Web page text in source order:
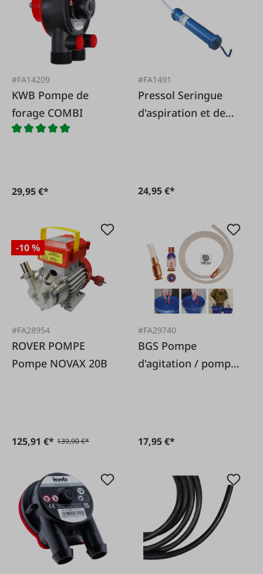
#FA14209
KWB Pompe de
forage COMBI
29,95 €*
#FA1491
Pressol Seringue
d'aspiration et de
24,95 €*
-10 %
#FA28954
ROVER POMPE
Pompe NOVAX 20B
125,91 €* 139,90 €*
#FA29740
BGS Pompe
d'agitation / pompe
17,95 €*